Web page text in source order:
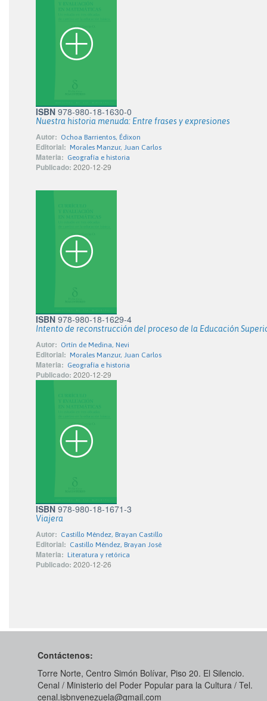
ISBN 978-980-18-1630-0
Nuestra historia menuda: Entre frases y expresiones
Autor: Ochoa Barrientos, Édixon
Editorial: Morales Manzur, Juan Carlos
Materia: Geografía e historia
Publicado: 2020-12-29
ISBN 978-980-18-1629-4
Intento de reconstrucción del proceso de la Educación
Autor: Ortín de Medina, Nevi
Editorial: Morales Manzur, Juan Carlos
Materia: Geografía e historia
Publicado: 2020-12-29
ISBN 978-980-18-1671-3
Viajera
Autor: Castillo Méndez, Brayan Castillo
Editorial: Castillo Méndez, Brayan José
Materia: Literatura y retórica
Publicado: 2020-12-26
Contáctenos:
Torre Norte, Centro Simón Bolívar, Piso 20. El Silencio.
Cenal / Ministerio del Poder Popular para la Cultura / Tel.
cenal.isbnvenezuela@gmail.com